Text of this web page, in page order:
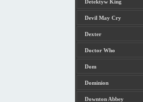
Detektyw King
Devil May Cry
Dexter
Doctor Who
Dom
Dominion
Downton Abbey